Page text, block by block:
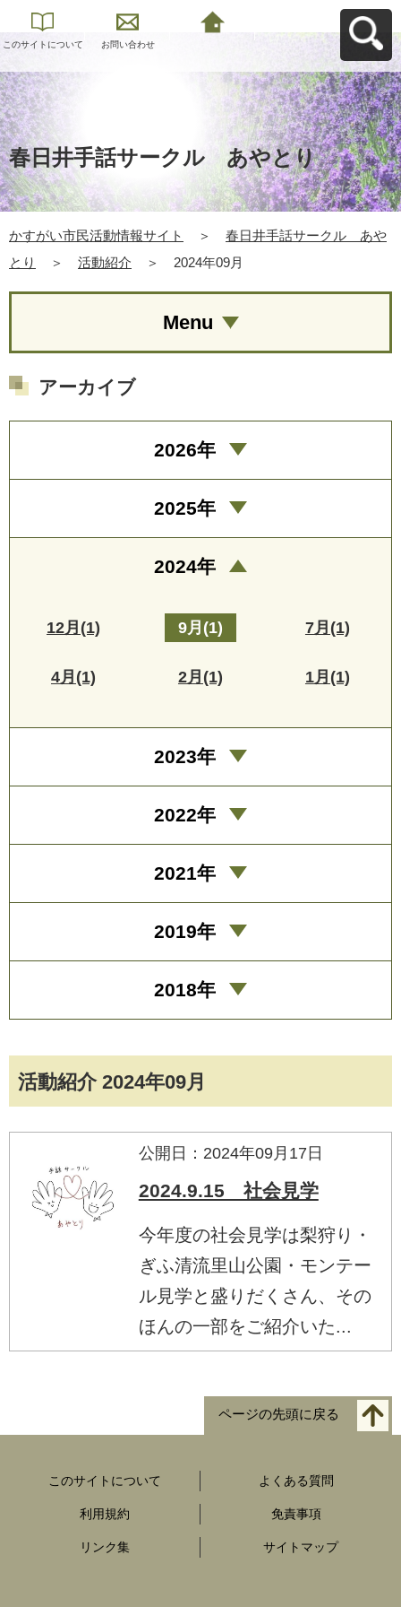
このサイトについて お問い合わせ
春日井手話サークル あやとり
かすがい市民活動情報サイト ＞
春日井手話サークル あや
とり
＞ 活動紹介 ＞ 2024年09月
活動紹介 2024年09月
公開日：2024年09月17日
2024.9.15 社会見学
今年度の社会見学は梨狩り・
ぎふ清流里山公園・モンテー
ル見学と盛りだくさん、その
ほんの一部をご紹介いた...
Menu
アーカイブ
2026年
2025年
2024年
12月(1) 9月(1) 7月(1)
4月(1) 2月(1) 1月(1)
2023年
2022年
2021年
2019年
2018年
ページの先頭に戻る
このサイトについて よくある質問
利用規約 免責事項
リンク集 サイトマップ